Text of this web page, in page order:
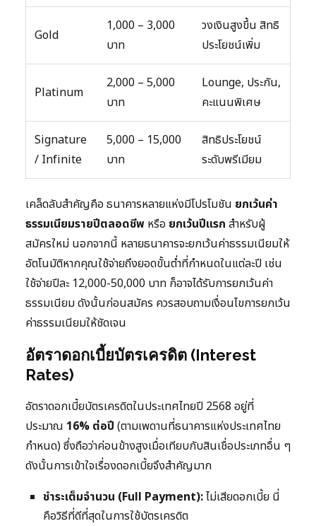
Gold
1,000 – 3,000
บาท
วงเงินสูงขึ้น สิทธิ
ประโยชน์เพิ่ม
Platinum
2,000 – 5,000
บาท
Lounge, ประกัน,
คะแนนพิเศษ
Signature
/ Infinite
5,000 – 15,000
บาท
สิทธิประโยชน์
ระดับพรีเมียม
เคล็ดลับสำคัญคือ ธนาคารหลายแห่งมีโปรโมชัน ยกเว้นค่า
ธรรมเนียมรายปีตลอดชีพ หรือ ยกเว้นปีแรก สำหรับผู้
สมัครใหม่ นอกจากนี้ หลายธนาคารจะยกเว้นค่าธรรมเนียมให้
อัตโนมัติหากคุณใช้จ่ายถึงยอดขั้นต่ำที่กำหนดในแต่ละปี เช่น
ใช้จ่ายปีละ 12,000-50,000 บาท ก็อาจได้รับการยกเว้นค่า
ธรรมเนียม ดังนั้นก่อนสมัคร ควรสอบถามเงื่อนไขการยกเว้น
ค่าธรรมเนียมให้ชัดเจน
อัตราดอกเบี้ยบัตรเครดิต (Interest
Rates)
อัตราดอกเบี้ยบัตรเครดิตในประเทศไทยปี 2568 อยู่ที่
ประมาณ 16% ต่อปี (ตามเพดานที่ธนาคารแห่งประเทศไทย
กำหนด) ซึ่งถือว่าค่อนข้างสูงเมื่อเทียบกับสินเชื่อประเภทอื่น ๆ
ดังนั้นการเข้าใจเรื่องดอกเบี้ยจึงสำคัญมาก
ชำระเต็มจำนวน (Full Payment):ไม่เสียดอกเบี้ย นี่
คือวิธีที่ดีที่สุดในการใช้บัตรเครดิต